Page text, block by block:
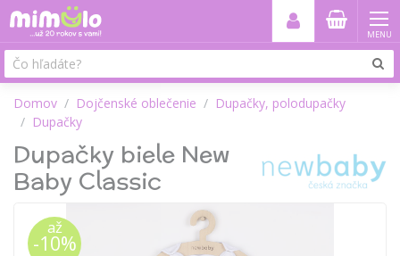
MENU
Domov Dojčenské oblečenie
Dupačky, polodupačky
Dupačky
Dupačky biele New
Baby Classic
až
-10%